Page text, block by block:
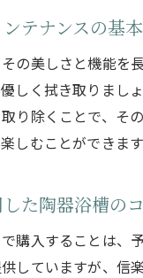
テナンスの基本
の美しさと機能を
しく拭き取りまし
り除くことで、そ
しむことができます
た陶器浴槽の
購入することは、
していますが、信